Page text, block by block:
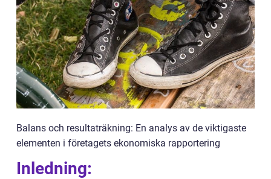
Balans och resultaträkning: En analys av de viktigaste
elementen i företagets ekonomiska rapportering
Inledning: